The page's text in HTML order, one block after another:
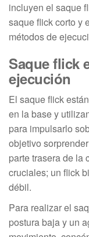
incluyen el saque
saque flick corto y
métodos de
Saque flick
ejecución
El saque flick
en la base y
para impulsarlo
objetivo
parte trasera de la
cruciales; un flick
débil.
Para realizar el
postura baja y un